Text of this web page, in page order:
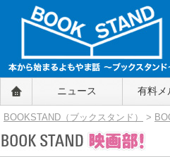
BOOKSTAND（ブックスタンド）
～本から始まるよもやま話～
BOOKSTAND（ブ
ニュース 有料メ
BOOKSTAND（ブックスタンド） >